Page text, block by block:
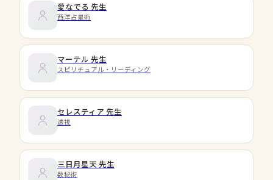
愛なでる 先生
西洋占星術
マーテル 先生
スピリチュアル・リーディング
セレスティア 先生
透視
三日月星天 先生
数秘術